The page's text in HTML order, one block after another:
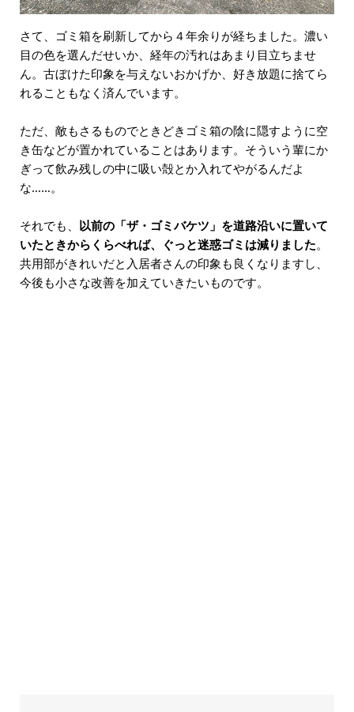
さて、ゴミ箱を刷新してから４年余りが経ちました。濃い
目の色を選んだせいか、経年の汚れはあまり目立ちませ
ん。古ぼけた印象を与えないおかげか、好き放題に捨てら
れることもなく済んでいます。
ただ、敵もさるものでときどきゴミ箱の陰に隠すように空
き缶などが置かれていることはあります。そういう輩にか
ぎって飲み残しの中に吸い殻とか入れてやがるんだよ
な……。
それでも、 以前の「ザ・ゴミバケツ」を道路沿いに置いて
いたときからくらべれば、ぐっと迷惑ゴミは減りました。
共用部がきれいだと入居者さんの印象も良くなりますし、
今後も小さな改善を加えていきたいものです。